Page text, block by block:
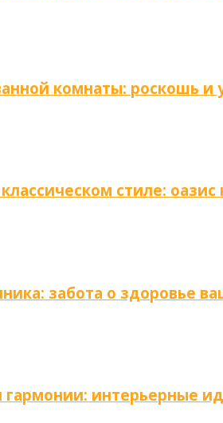
комнаты: роскошь и
стиле:
забота о здоровье
гармонии: интерьерные